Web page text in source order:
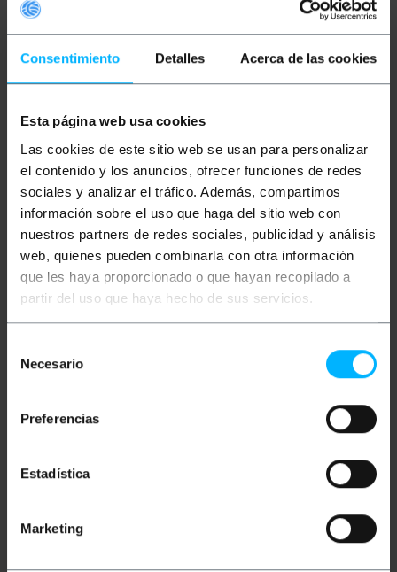
Consentimiento Detalles Acerca de las cookies
Esta página web usa cookies
Las cookies de este sitio web se usan para personalizar
el contenido y los anuncios, ofrecer funciones de redes
sociales y analizar el tráfico. Además, compartimos
información sobre el uso que haga del sitio web con
nuestros partners de redes sociales, publicidad y análisis
web, quienes pueden combinarla con otra información
que les haya proporcionado o que hayan recopilado a
partir del uso que haya hecho de sus servicios.
Necesario
Preferencias
Estadística
Marketing
BEMATIK
SFF8436 câble
QSFP + 2m 56-Gigabit
PVP
68,86 €
68,86€ VAT inc.
PVD
65,42 €
REF:
FZ034
QSFP + Câble
SFF-8436-4 SFF-8431
SFP + 40 Gigabit 2m
PVP
188,25€
188,25 €VAT inc.
PVD
161,15€
BEMATIK
MiniSAS Câble